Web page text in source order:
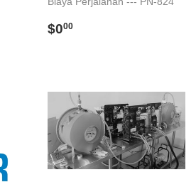
Regular
$000